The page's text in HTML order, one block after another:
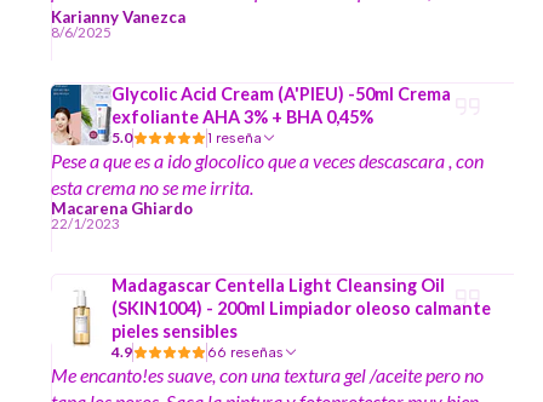
encantó y el formato es grande
Karianny Vanezca
8/6/2025
Glycolic Acid Cream (A'PIEU) -50ml Crema
exfoliante AHA 3% + BHA 0,45%
5.0 1 reseña
Pese a que es a ido glocolico que a veces descascara , con
esta crema no se me irrita.
Macarena Ghiardo
22/1/2023
Madagascar Centella Light Cleansing Oil
(SKIN1004) - 200ml Limpiador oleoso calmante
pieles sensibles
4.9 66 reseñas
Me encanto!es suave, con una textura gel /aceite pero no